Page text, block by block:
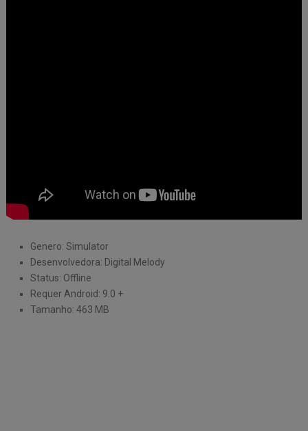
Genero: Simulator
Desenvolvedora: Digital Melody
Status: Offline
Requer Android: 9.0 +
Tamanho: 463 MB